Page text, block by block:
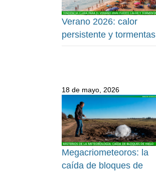
Verano 2026: calor
persistente y tormentas
18 de mayo, 2026
Megacriometeoros: la
caída de bloques de